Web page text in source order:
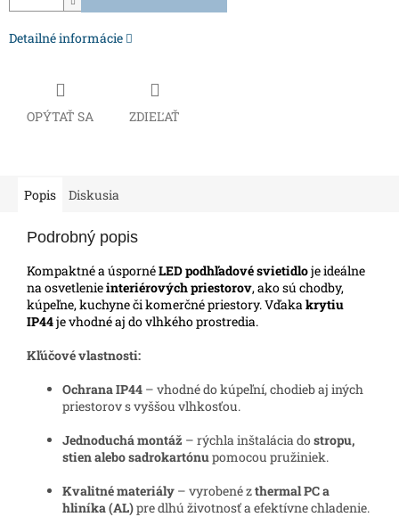
Detailné informácie
OPÝTAŤ SA ZDIEĽAŤ
Popis Diskusia
Podrobný popis
Kompaktné a úspornéLED podhľadové svietidloje ideálne
na osvetlenieinteriérových priestorov, ako sú chodby,
kúpeľne, kuchyne či komerčné priestory.Vďakakrytiu
IP44je vhodné aj do vlhkého prostredia.
Kľúčové vlastnosti:
Ochrana IP44 – vhodné do kúpeľní, chodieb aj iných
priestorov s vyššou vlhkosťou.
Jednoduchá montáž – rýchla inštalácia dostropu,
stien alebo sadrokartónupomocou pružiniek.
Kvalitné materiály – vyrobené zthermal PC a
hliníka (AL)pre dlhú životnosť a efektívne chladenie.